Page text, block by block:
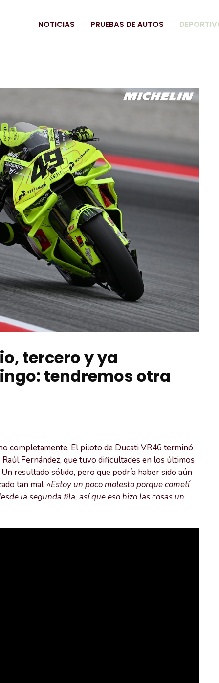
NOTICIAS PRUEBAS DE AUTOS
tercero y ya
tendremos otra
completamente. El piloto de Ducati VR46 terminó
Fernández, que tuvo dificultades en los últimos
resultado sólido, pero que podría haber sido aún
tan mal. «Estoy un poco molesto porque cometí
la segunda fila, así que eso hizo las cosas un